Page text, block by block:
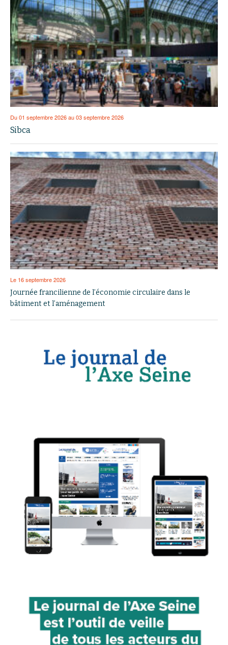
Du 01 septembre 2026 au 03 septembre 2026
Sibca
Le 16 septembre 2026
Journée francilienne de l’économie circulaire dans le
bâtiment et l’aménagement